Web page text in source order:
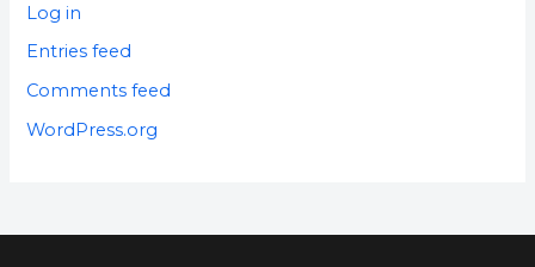
Log in
Entries feed
Comments feed
WordPress.org